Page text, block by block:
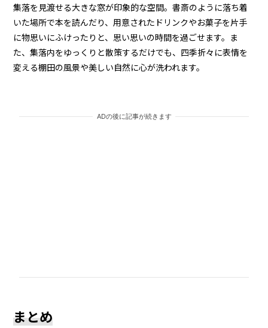
集落を見渡せる大きな窓が印象的な空間。書斎のように落ち着
いた場所で本を読んだり、用意されたドリンクやお菓子を片手
に物思いにふけったりと、思い思いの時間を過ごせます。ま
た、集落内をゆっくりと散策するだけでも、四季折々に表情を
変える棚田の風景や美しい自然に心が洗われます。
ADの後に記事が続きます
まとめ